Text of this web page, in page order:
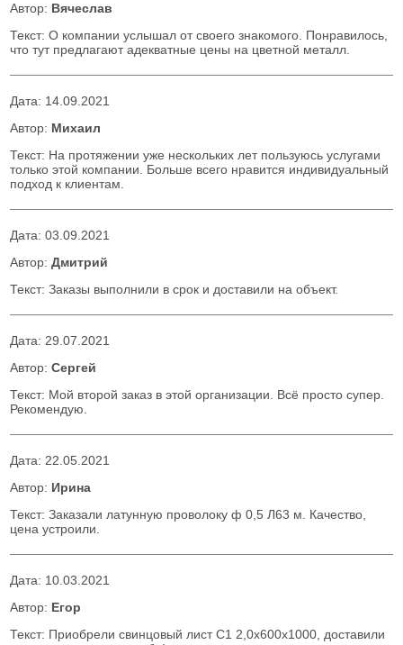
Автор: Вячеслав
Текст: О компании услышал от своего знакомого. Понравилось,
что тут предлагают адекватные цены на цветной металл.
Дата: 14.09.2021
Автор: Михаил
Текст: На протяжении уже нескольких лет пользуюсь услугами
только этой компании. Больше всего нравится индивидуальный
подход к клиентам.
Дата:03.09.2021
Автор:Дмитрий
Текст: Заказы выполнили в срок и доставили на объект.
Дата: 29.07.2021
Автор:Сергей
Текст: Мой второй заказ в этой организации. Всё просто супер.
Рекомендую.
Дата: 22.05.2021
Автор: Ирина
Текст: Заказали латунную проволоку ф 0,5 Л63 м. Качество,
цена устроили.
Дата: 10.03.2021
Автор: Егор
Текст: Приобрели свинцовый лист С1 2,0х600х1000, доставили